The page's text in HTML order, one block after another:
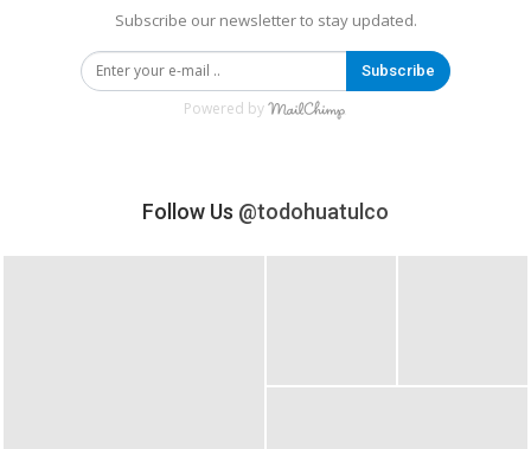
Subscribe our newsletter to stay updated.
Subscribe
Powered by
Follow Us @todohuatulco